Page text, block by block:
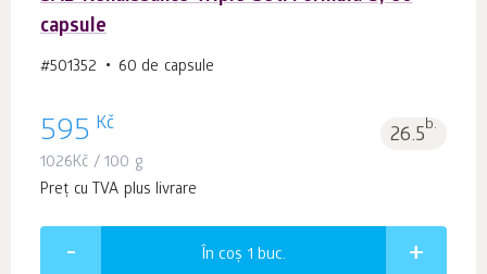
capsule
#501352 60 de capsule
595 Kč 26.5b.
1026Kč / 100 g
Preț cu TVA plus livrare
În coș 1 buc.